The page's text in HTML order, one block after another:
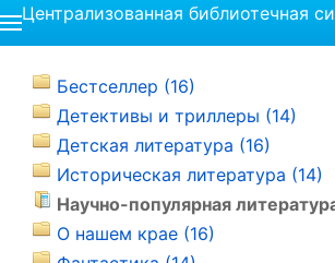
Централизованная библиотечная
Бестселлер (16)
Детективы и триллеры (14)
Детская литература (16)
Историческая литература (14)
Научно-популярная
О нашем крае (16)